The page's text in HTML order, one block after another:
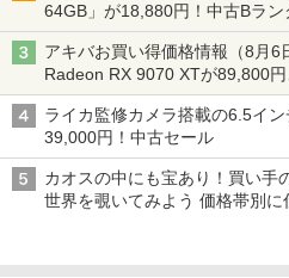
64GB」が18,880円！中古Bラン
アキバお買い得価格情報（8月6
Radeon RX 9070 XTが89,800
型モニターが9,801円、暑さ指
ライカ監修カメラ搭載の6.5イ
39,000円！中古セール
カオスの中にも宝あり！買い手
世界を覗いてみよう 価格帯別に